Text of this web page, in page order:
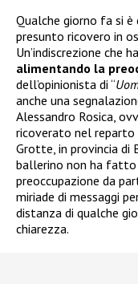
Qualche giorno fa si è
presunto ricovero in
Un’indiscrezione che
alimentando la
dell’opinionista di “
anche una
Alessandro Rosica,
ricoverato nel reparto
Grotte, in provincia di
ballerino non ha
preoccupazione da
miriade di messaggi
distanza di qualche
chiarezza.